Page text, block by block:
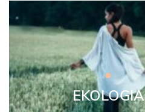
EKOLOGIA